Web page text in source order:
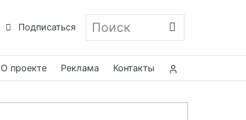
Подписаться Поиск
О проекте Реклама Контакты